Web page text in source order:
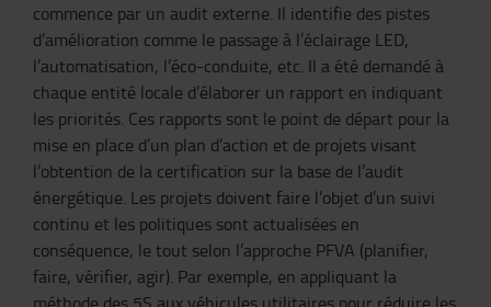
commence par un audit externe. Il identifie des pistes
d’amélioration comme le passage à l’éclairage LED,
l’automatisation, l’éco-conduite, etc. Il a été demandé à
chaque entité locale d’élaborer un rapport en indiquant
les priorités. Ces rapports sont le point de départ pour la
mise en place d’un plan d’action et de projets visant
l’obtention de la certification sur la base de l’audit
énergétique. Les projets doivent faire l’objet d’un suivi
continu et les politiques sont actualisées en
conséquence, le tout selon l’approche PFVA (planifier,
faire, vérifier, agir). Par exemple, en appliquant la